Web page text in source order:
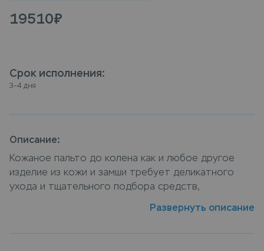
19510₽
Срок исполнения:
3–4 дня
Описание:
Кожаное пальто до колена как и любое другое
изделие из кожи и замши требует деликатного
ухода и тщательного подбора средств,
обеспечит ему ухоженный и свежий вид. Заказать
Развернуть описание